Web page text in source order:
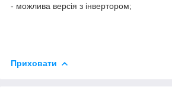
- можлива версія з інвертором;
Приховати